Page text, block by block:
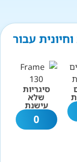
עבור
סיגריות
שלא
עישנת
0